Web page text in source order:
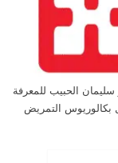
سليمان الحبيب للمعرفة
بكالوريوس التمريض